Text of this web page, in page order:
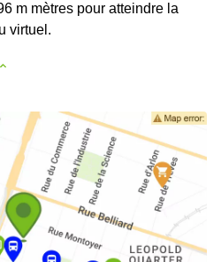
m mètres pour atteindre la
virtuel.